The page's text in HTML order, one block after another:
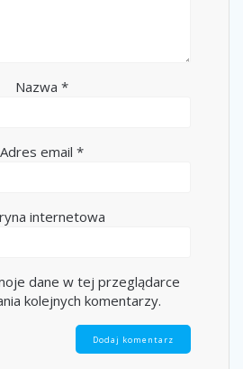
Nazwa *
Adres email *
internetowa
dane w tej przeglądarce
kolejnych komentarzy.